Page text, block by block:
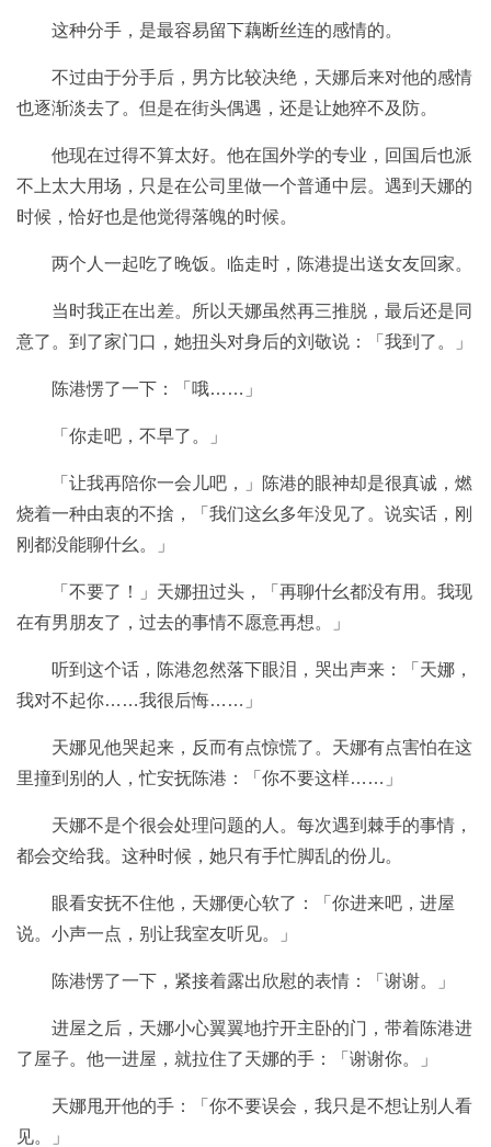
这种分手，是最容易留下藕断丝连的感情的。
不过由于分手后，男方比较决绝，天娜后来对他的感情
也逐渐淡去了。但是在街头偶遇，还是让她猝不及防。
他现在过得不算太好。他在国外学的专业，回国后也派
不上太大用场，只是在公司里做一个普通中层。遇到天娜的
时候，恰好也是他觉得落魄的时候。
两个人一起吃了晚饭。临走时，陈港提出送女友回家。
当时我正在出差。所以天娜虽然再三推脱，最后还是同
意了。到了家门口，她扭头对身后的刘敬说：「我到了。」
陈港愣了一下：「哦……」
「你走吧，不早了。」
「让我再陪你一会儿吧，」陈港的眼神却是很真诚，燃
烧着一种由衷的不捨，「我们这幺多年没见了。说实话，刚
刚都没能聊什幺。」
「不要了！」天娜扭过头，「再聊什幺都没有用。我现
在有男朋友了，过去的事情不愿意再想。」
听到这个话，陈港忽然落下眼泪，哭出声来：「天娜，
我对不起你……我很后悔……」
天娜见他哭起来，反而有点惊慌了。天娜有点害怕在这
里撞到别的人，忙安抚陈港：「你不要这样……」
天娜不是个很会处理问题的人。每次遇到棘手的事情，
都会交给我。这种时候，她只有手忙脚乱的份儿。
眼看安抚不住他，天娜便心软了：「你进来吧，进屋
说。小声一点，别让我室友听见。」
陈港愣了一下，紧接着露出欣慰的表情：「谢谢。」
进屋之后，天娜小心翼翼地拧开主卧的门，带着陈港进
了屋子。他一进屋，就拉住了天娜的手：「谢谢你。」
天娜甩开他的手：「你不要误会，我只是不想让别人看
见。」